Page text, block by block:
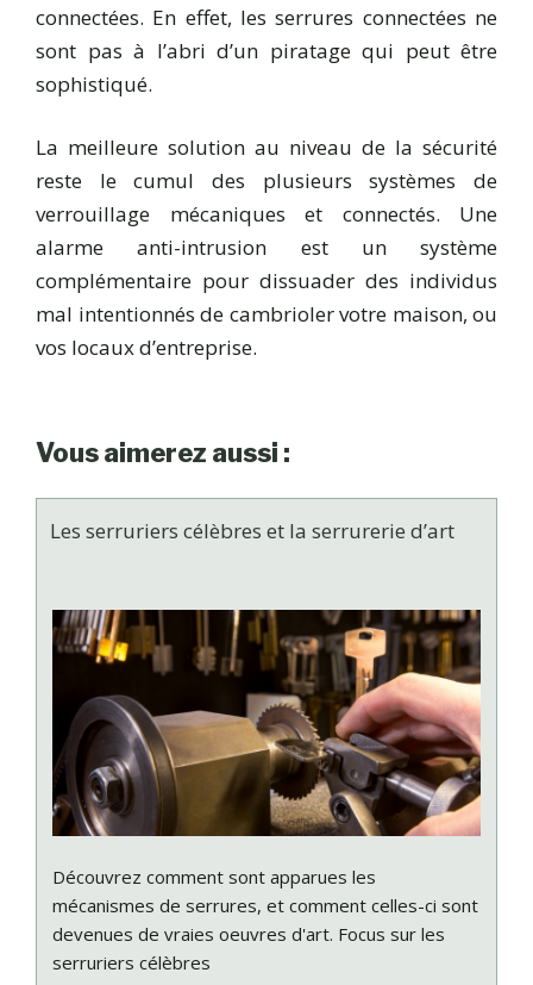
connectées. En effet, les serrures connectées ne
sont pas à l’abri d’un piratage qui peut être
sophistiqué.
La meilleure solution au niveau de la sécurité
reste le cumul des plusieurs systèmes de
verrouillage mécaniques et connectés. Une
alarme anti-intrusion est un système
complémentaire pour dissuader des individus
mal intentionnés de cambrioler votre maison, ou
vos locaux d’entreprise.
Vous aimerez aussi :
Les serruriers célèbres et la serrurerie d’art
Découvrez comment sont apparues les
mécanismes de serrures, et comment celles-ci sont
devenues de vraies oeuvres d'art. Focus sur les
serruriers célèbres